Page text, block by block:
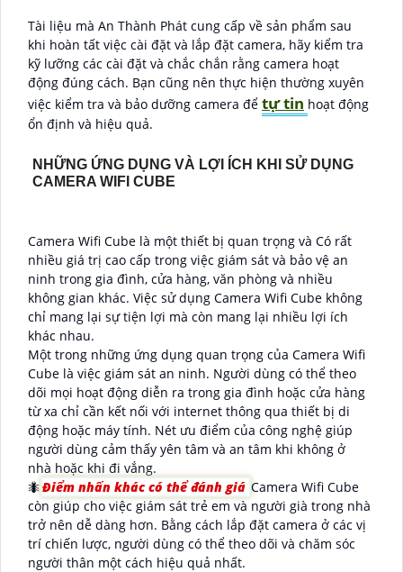
Tài liệu mà An Thành Phát cung cấp về sản phẩm sau
khi hoàn tất việc cài đặt và lắp đặt camera, hãy kiểm tra
kỹ lưỡng các cài đặt và chắc chắn rằng camera hoạt
động đúng cách. Bạn cũng nên thực hiện thường xuyên
việc kiểm tra và bảo dưỡng camera để tự tin hoạt động
ổn định và hiệu quả.
NHỮNG ỨNG DỤNG VÀ LỢI ÍCH KHI SỬ DỤNG
CAMERA WIFI CUBE
Camera Wifi Cube là một thiết bị quan trọng và Có rất
nhiều giá trị cao cấp trong việc giám sát và bảo vệ an
ninh trong gia đình, cửa hàng, văn phòng và nhiều
không gian khác. Việc sử dụng Camera Wifi Cube không
chỉ mang lại sự tiện lợi mà còn mang lại nhiều lợi ích
khác nhau.
Một trong những ứng dụng quan trọng của Camera Wifi
Cube là việc giám sát an ninh. Người dùng có thể theo
dõi mọi hoạt động diễn ra trong gia đình hoặc cửa hàng
từ xa chỉ cần kết nối với internet thông qua thiết bị di
động hoặc máy tính. Nét ưu điểm của công nghệ giúp
người dùng cảm thấy yên tâm và an tâm khi không ở
nhà hoặc khi đi vắng.
🐜Điểm nhấn khác có thể đánh giá Camera Wifi Cube
còn giúp cho việc giám sát trẻ em và người già trong nhà
trở nên dễ dàng hơn. Bằng cách lắp đặt camera ở các vị
trí chiến lược, người dùng có thể theo dõi và chăm sóc
người thân một cách hiệu quả nhất.